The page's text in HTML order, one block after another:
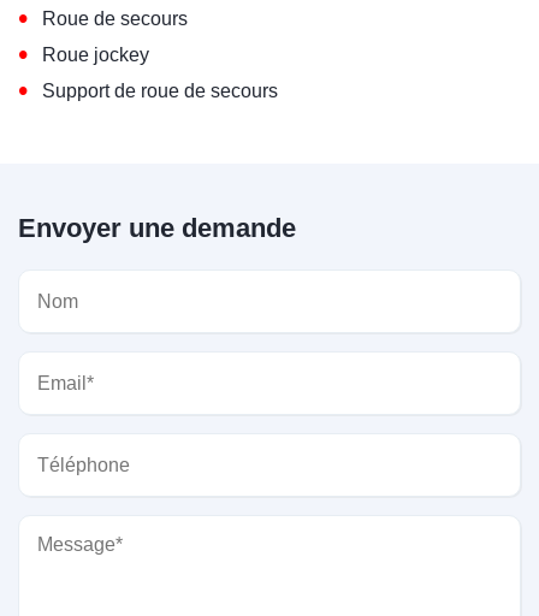
• Roue de secours
• Roue jockey
• Support de roue de secours
Envoyer une demande